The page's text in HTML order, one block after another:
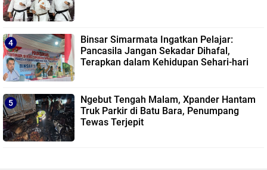
Binsar Simarmata Ingatkan Pelajar:
Pancasila Jangan Sekadar Dihafal,
Terapkan dalam Kehidupan Sehari-hari
Ngebut Tengah Malam, Xpander Hantam
Truk Parkir di Batu Bara, Penumpang
Tewas Terjepit